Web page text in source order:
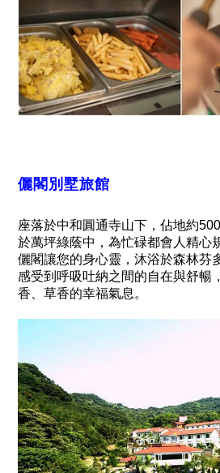
儷閣別墅旅館
座落於中和圓通寺山下，佔地約
於萬坪綠蔭中，為忙碌都會人精心
儷閣讓您的身心靈，沐浴於森林芬
感受到呼吸吐納之間的自在與舒暢
香、草香的幸福氣息。